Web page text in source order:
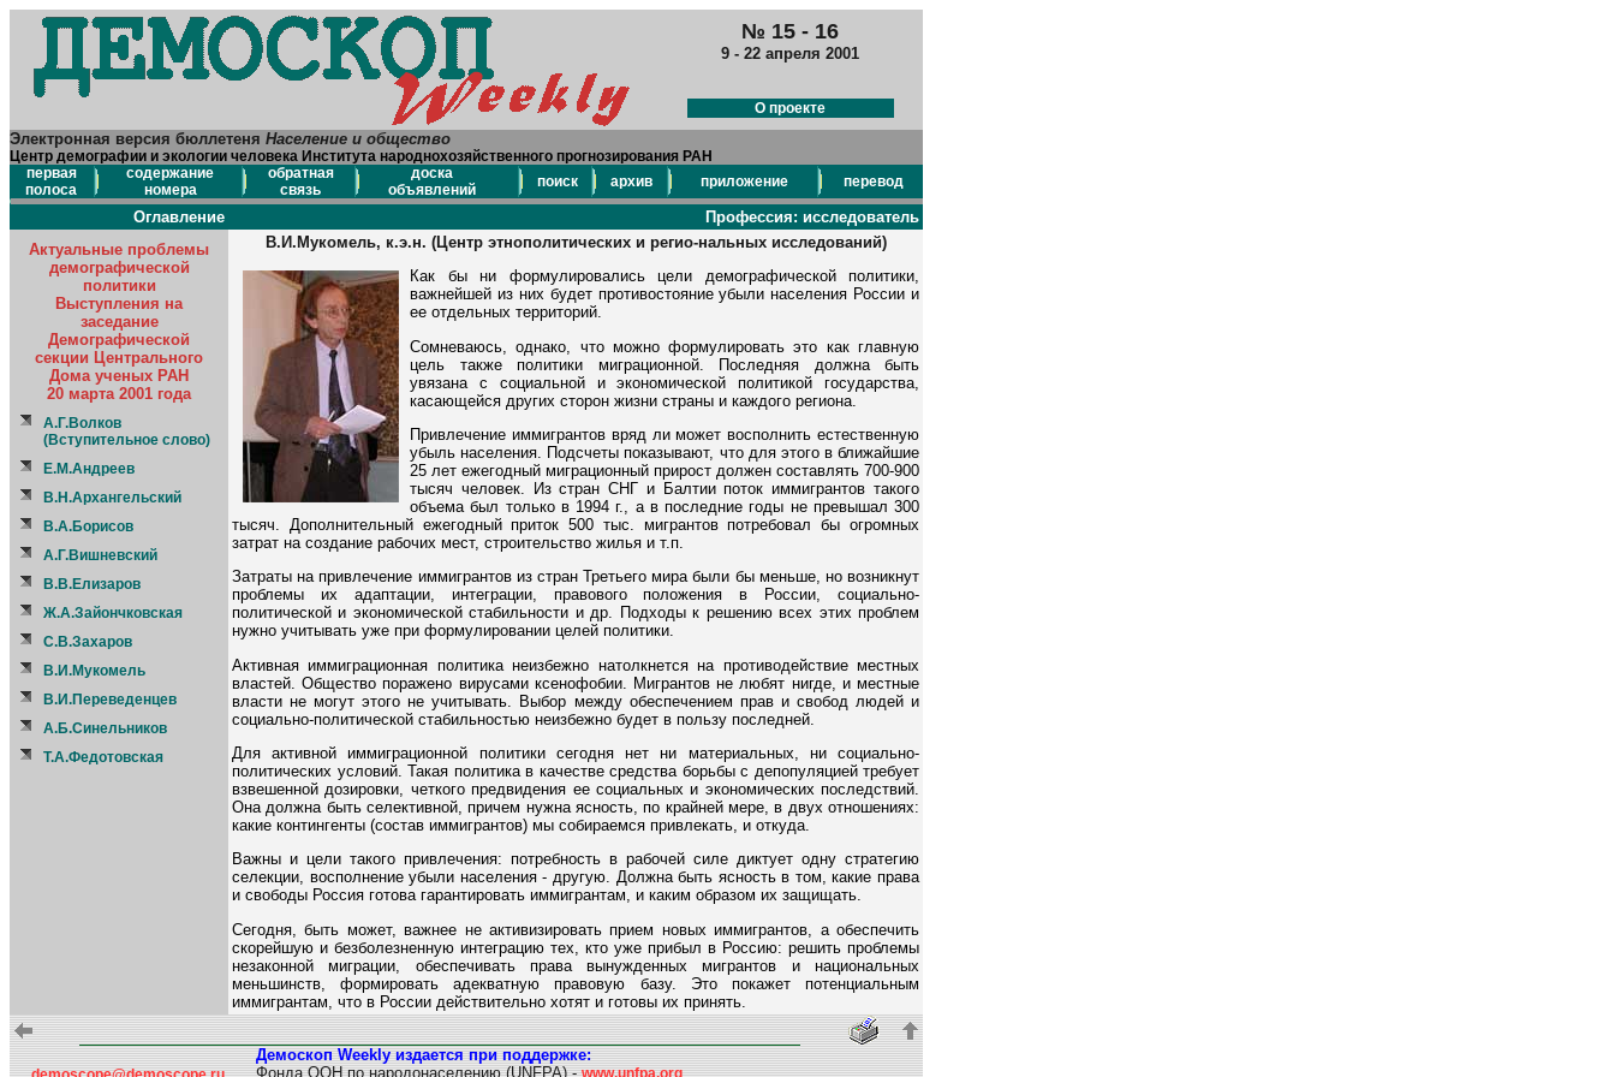
№ 15 - 16
9 - 22 апреля 2001
О проекте
Электронная версия бюллетеня Население и общество
Центр демографии и экологии человека Института народнохозяйственного прогнозирования РАН
первая
полоса
содержание
номера
обратная
связь
доска
объявлений
поиск архив приложение перевод
Оглавление
Профессия: исследователь
Актуальные проблемы
демографической
политики
Выступления на
заседание
Демографической
секции Центрального
Дома ученых РАН
20 марта 2001 года
А.Г.Волков
(Вступительное слово)
Е.М.Андреев
В.Н.Архангельский
В.А.Борисов
А.Г.Вишневский
В.В.Елизаров
Ж.А.Зайончковская
С.В.Захаров
В.И.Мукомель
В.И.Переведенцев
А.Б.Синельников
Т.А.Федотовская
В.И.Мукомель, к.э.н. (Центр этнополитических и регио-нальных исследований)
Как бы ни формулировались цели демографической политики,
важнейшей из них будет противостояние убыли населения России и
ее отдельных территорий.
Сомневаюсь, однако, что можно формулировать это как главную
цель также политики миграционной. Последняя должна быть
увязана с социальной и экономической политикой государства,
касающейся других сторон жизни страны и каждого региона.
Привлечение иммигрантов вряд ли может восполнить естественную
убыль населения. Подсчеты показывают, что для этого в ближайшие
25 лет ежегодный миграционный прирост должен составлять 700-900
тысяч человек. Из стран СНГ и Балтии поток иммигрантов такого
объема был только в 1994 г., а в последние годы не превышал 300
тысяч. Дополнительный ежегодный приток 500 тыс. мигрантов потребовал бы огромных
затрат на создание рабочих мест, строительство жилья и т.п.
Затраты на привлечение иммигрантов из стран Третьего мира были бы меньше, но возникнут
проблемы их адаптации, интеграции, правового положения в России, социально-
политической и экономической стабильности и др. Подходы к решению всех этих проблем
нужно учитывать уже при формулировании целей политики.
Активная иммиграционная политика неизбежно натолкнется на противодействие местных
властей. Общество поражено вирусами ксенофобии. Мигрантов не любят нигде, и местные
власти не могут этого не учитывать. Выбор между обеспечением прав и свобод людей и
социально-политической стабильностью неизбежно будет в пользу последней.
Для активной иммиграционной политики сегодня нет ни материальных, ни социально-
политических условий. Такая политика в качестве средства борьбы с депопуляцией требует
взвешенной дозировки, четкого предвидения ее социальных и экономических последствий.
Она должна быть селективной, причем нужна ясность, по крайней мере, в двух отношениях:
какие контингенты (состав иммигрантов) мы собираемся привлекать, и откуда.
Важны и цели такого привлечения: потребность в рабочей силе диктует одну стратегию
селекции, восполнение убыли населения - другую. Должна быть ясность в том, какие права
и свободы Россия готова гарантировать иммигрантам, и каким образом их защищать.
Сегодня, быть может, важнее не активизировать прием новых иммигрантов, а обеспечить
скорейшую и безболезненную интеграцию тех, кто уже прибыл в Россию: решить проблемы
незаконной миграции, обеспечивать права вынужденных мигрантов и национальных
меньшинств, формировать адекватную правовую базу. Это покажет потенциальным
иммигрантам, что в России действительно хотят и готовы их принять.
Демоскоп Weekly издается при поддержке:
Фонда ООН по народонаселению (UNFPA) -www.unfpa.org